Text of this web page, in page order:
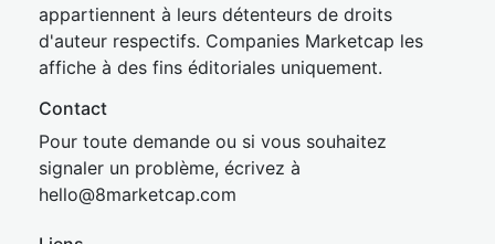
appartiennent à leurs détenteurs de droits
d'auteur respectifs. Companies Marketcap les
affiche à des fins éditoriales uniquement.
Contact
Pour toute demande ou si vous souhaitez
signaler un problème, écrivez à
hello@8marketcap.com